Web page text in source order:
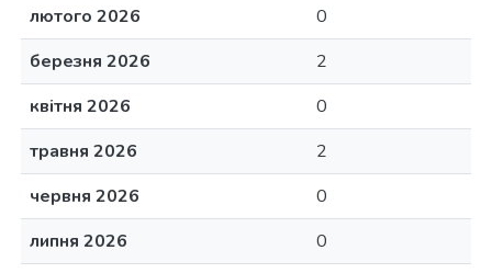
лютого 2026
0
березня 2026
2
квітня 2026
0
травня 2026
2
червня 2026
0
липня 2026
0